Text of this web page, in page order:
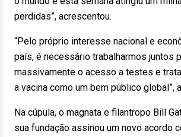
perdidas”, acrescentou.
“Pelo próprio interesse nacional e
país, é necessário trabalharmos juntos
massivamente o acesso a testes e
a vacina como um bem público global”,
Na cúpula, o magnata e filantropo Bill
sua fundação assinou um novo acordo